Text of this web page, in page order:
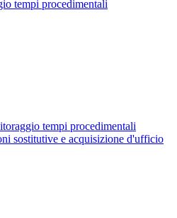
tempi procedimentali
tempi procedimentali
sostitutive e acquisizione d'ufficio